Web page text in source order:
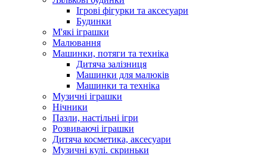
Ігрові фігурки та аксесуари
Будинки
М'які іграшки
Малювання
Машинки, потяги та техніка
Дитяча залізниця
Машинки для малюків
Машинки та техніка
Музичні іграшки
Нічники
Пазли, настільні ігри
Розвиваючі іграшки
Дитяча косметика, аксесуари
Музичні кулі. скриньки